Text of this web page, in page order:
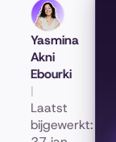
Yasmina
Akni
Ebourki
|
Laatst
bijgewerkt: